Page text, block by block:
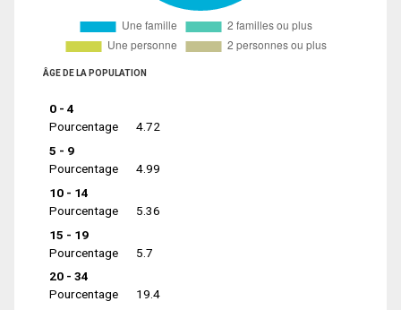
ÂGE DE LA POPULATION
0 - 4
Pourcentage
4.72
5 - 9
Pourcentage
4.99
10 - 14
Pourcentage
5.36
15 - 19
Pourcentage
5.7
20 - 34
Pourcentage
19.4